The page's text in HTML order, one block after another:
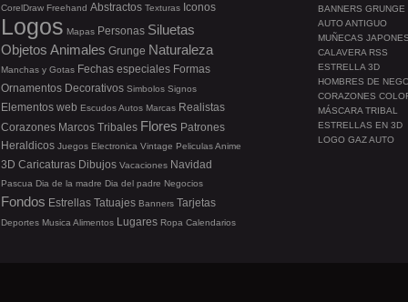
BANNERS GRUNGE
AUTO ANTIGUO
MUÑECAS
CALAVERA RSS
ESTRELLA 3D
HOMBRES DE
CORAZONES
MÁSCARA TRIBAL
ESTRELLAS EN 3D
LOGO GAZ AUTO
CorelDraw Freehand Abstractos Texturas Iconos
Logos Mapas Personas Siluetas
Objetos Animales Grunge Naturaleza
Manchas y Gotas Fechas especiales Formas
Ornamentos Decorativos Simbolos Signos
Elementos web EscudosAutos Marcas Realistas
Corazones Marcos Tribales Flores Patrones
Heraldicos Juegos Electronica Vintage PeliculasAnime
3D Caricaturas Dibujos Vacaciones Navidad
Pascua Dia de la madre Dia del padre Negocios
Fondos Estrellas Tatuajes Banners Tarjetas
Deportes Musica Alimentos Lugares Ropa Calendarios